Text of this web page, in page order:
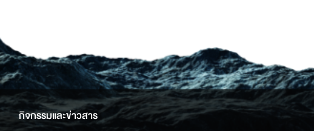
กิจกรรมและข่าวสาร